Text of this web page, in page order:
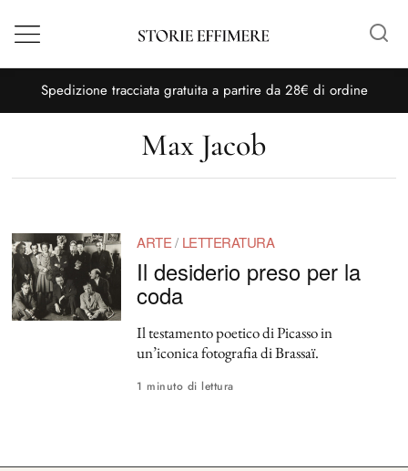
Menù
Spedizione tracciata gratuita a partire da 28€ di ordine
Max Jacob
ARTE / LETTERATURA
Il desiderio preso per la
coda
Il testamento poetico di Picasso in
un’iconica fotografia di Brassaï.
1 minuto di lettura